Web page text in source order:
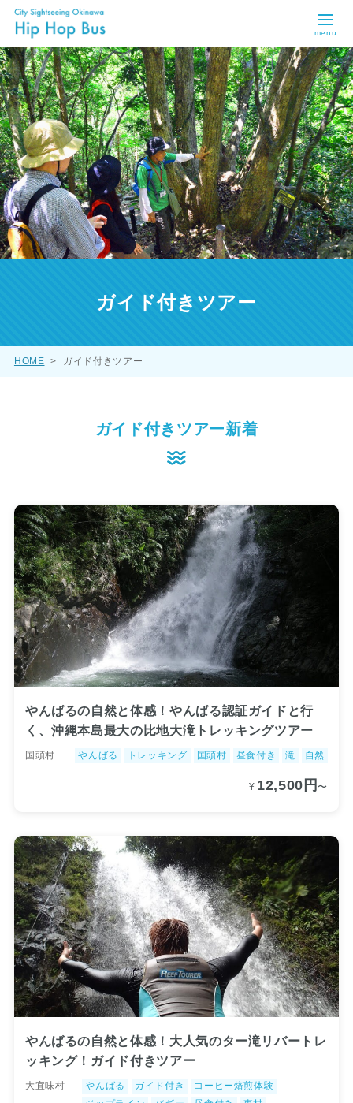
menu
ガイド付きツアー
HOME > ガイド付きツアー
ガイド付きツアー新着
やんばるの自然と体感！やんばる認証ガイドと行
く、沖縄本島最大の比地大滝トレッキングツアー
国頭村 やんばる トレッキング 国頭村 昼食付き 滝 自然
¥ 12,500円〜
やんばるの自然と体感！大人気のター滝リバートレ
ッキング！ガイド付きツアー
大宜味村 やんばる ガイド付き
コーヒー焙煎体験